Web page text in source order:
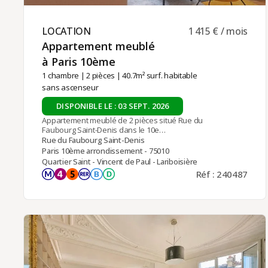
LOCATION ​
Appartement meublé
à Paris 10ème ​
1 chambre |2 pièces | 40.7m² surf. habitable
sans ascenseur
1 415 € / mois
DISPONIBLE LE : 03 SEPT. 2026
Appartement meublé de 2 pièces situé Rue du
Faubourg Saint-Denis dans le 10e
arrondissement de Paris, à proximité des
commerces, de la Gare du Nord (lignes 4 et 5, RER
B et D) et de la Gare de l'Est.Situé en rez-de-
chaussée d'un immeuble ancien, cet appartement
se compose de :- un séjour avec une cuisine
une chambre double,- une salle de douche avec
électriques.Location meublée disponible pour un
contrat à titre de résidence principale du locataire,
logement de fonction (bail société) ou résidence
secondaire (bail Code civil).Loyer mensuel : 1 415 €
charges comprises, dont 80 € de charges
communes.La gestion locative de cet
Rue du Faubourg Saint-Denis
Paris 10ème arrondissement - 75010
Quartier Saint - Vincent de Paul - Lariboisière
Réf : 240487